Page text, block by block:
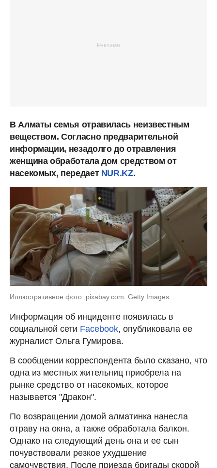
В Алматы семья отравилась неизвестным
веществом. Согласно предварительной
информации, незадолго до отравления
женщина обработала дом средством от
насекомых, передает NUR.KZ.
Иллюстративное фото: pixabay.com: Getty Images
Информация об инциденте появилась в
социальной сети Facebook, опубликовала ее
журналист Ольга Гумирова.
В сообщении корреспондента было сказано, что
одна из местных жительниц приобрела на
рынке средство от насекомых, которое
называется "Дракон".
По возвращении домой алматинка нанесла
отраву на окна, а также обработала балкон.
Однако на следующий день она и ее сын
почувствовали резкое ухудшение
самочувствия. После приезда бригады скорой